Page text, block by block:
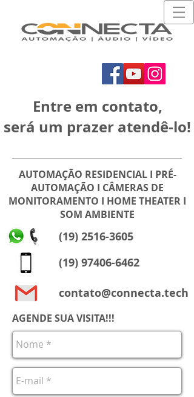
Entre em contato,
será um prazer atendê-lo!
AUTOMAÇÃO RESIDENCIAL I PRÉ-
AUTOMAÇÃO I CÂMERAS DE
MONITORAMENTO I HOME THEATER I
SOM AMBIENTE
(19) 2516-3605
(19) 97406-6462
contato@connecta.tech
AGENDE SUA VISITA!!!